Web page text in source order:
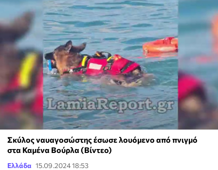
Σκύλος ναυαγοσώστης έσωσε λουόμενο από πνιγμό
στα Καμένα Βούρλα (Βίντεο)
Ελλάδα 15.09.2024 18:53